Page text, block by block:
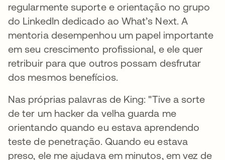
regularmente suporte e orientação no grupo
do LinkedIn dedicado ao What’s Next. A
mentoria desempenhou um papel importante
em seu crescimento profissional, e ele quer
retribuir para que outros possam desfrutar
dos mesmos benefícios.
Nas próprias palavras de King: "Tive a sorte
de ter um hacker da velha guarda me
orientando quando eu estava aprendendo
teste de penetração. Quando eu estava
preso, ele me ajudava em minutos, em vez de